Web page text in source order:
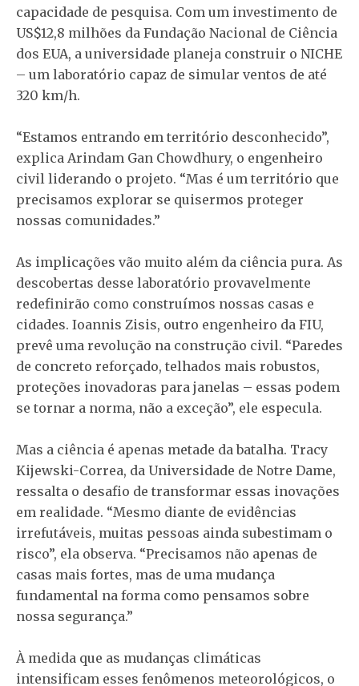
capacidade de pesquisa. Com um investimento de
US$12,8 milhões da Fundação Nacional de Ciência
dos EUA, a universidade planeja construir o NICHE
– um laboratório capaz de simular ventos de até
320 km/h.
“Estamos entrando em território desconhecido”,
explica Arindam Gan Chowdhury, o engenheiro
civil liderando o projeto. “Mas é um território que
precisamos explorar se quisermos proteger
nossas comunidades.”
As implicações vão muito além da ciência pura. As
descobertas desse laboratório provavelmente
redefinirão como construímos nossas casas e
cidades. Ioannis Zisis, outro engenheiro da FIU,
prevê uma revolução na construção civil. “Paredes
de concreto reforçado, telhados mais robustos,
proteções inovadoras para janelas – essas podem
se tornar a norma, não a exceção”, ele especula.
Mas a ciência é apenas metade da batalha. Tracy
Kijewski-Correa, da Universidade de Notre Dame,
ressalta o desafio de transformar essas inovações
em realidade. “Mesmo diante de evidências
irrefutáveis, muitas pessoas ainda subestimam o
risco”, ela observa. “Precisamos não apenas de
casas mais fortes, mas de uma mudança
fundamental na forma como pensamos sobre
nossa segurança.”
À medida que as mudanças climáticas
intensificam esses fenômenos meteorológicos, o